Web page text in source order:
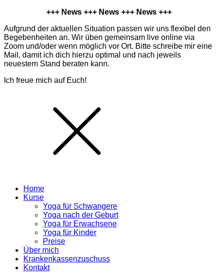
+++ News +++ News +++ News +++
Aufgrund der aktuellen Situation passen wir uns flexibel den
Begebenheiten an. Wir üben gemeinsam live online via
Zoom und/oder wenn möglich vor Ort. Bitte schreibe mir eine
Mail, damit ich dich hierzu optimal und nach jeweils
neuestem Stand beraten kann.
Ich freue mich auf Euch!
Home
Kurse
Yoga für Schwangere
Yoga nach der Geburt
Yoga für Erwachsene
Yoga für Kinder
Preise
Über mich
Krankenkassenzuschuss
Kontakt